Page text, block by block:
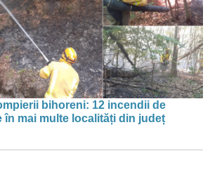
bihoreni: 12 incendii de
în mai multe localități din județ